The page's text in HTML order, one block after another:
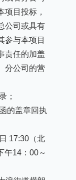
项目投标，
公司或具有
参与本项目
责任的加盖
分公司的营
；
的盖章回执
日 17:30（北
午14：00～